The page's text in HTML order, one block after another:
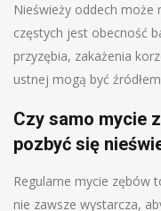
Nieświeży oddech może
częstych jest obecność
przyzębia, zakażenia
ustnej mogą być
Czy samo mycie
pozbyć się
Regularne mycie zębów
nie zawsze wystarcza,